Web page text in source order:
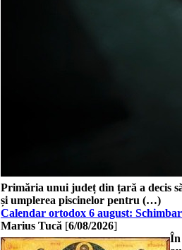
Primăria unui județ din țară a decis
și umplerea piscinelor pentru (…)
Calendar ortodox 6 august:
Marius Tucă [6/08/2026]
În